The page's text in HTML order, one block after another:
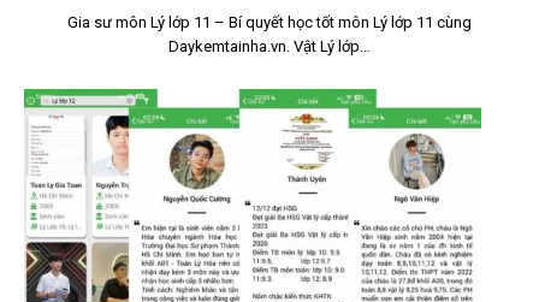
Gia sư môn Lý lớp 11 – Bí quyết học tốt môn Lý lớp 11 cùng
Daykemtainha.vn. Vật Lý lớp…